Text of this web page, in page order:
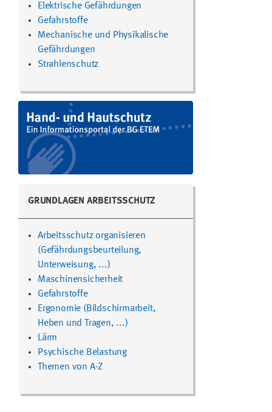
Elektrische Gefährdungen
Gefahrstoffe
Mechanische und Physikalische
Gefährdungen
Strahlenschutz
GRUNDLAGEN ARBEITSSCHUTZ
Arbeitsschutz organisieren
(Gefährdungsbeurteilung,
Unterweisung, ...)
Maschinensicherheit
Gefahrstoffe
Ergonomie (Bildschirmarbeit,
Heben und Tragen, ...)
Lärm
Psychische Belastung
Themen von A-Z